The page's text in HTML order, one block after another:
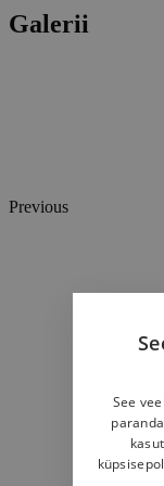
Galerii
Previous
See